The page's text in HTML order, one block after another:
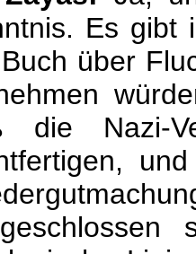
Es gibt
über
die Nazi-